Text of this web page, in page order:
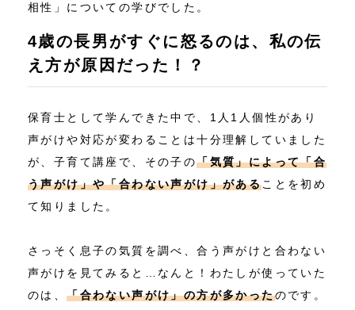
相性」についての学びでした。
4歳の長男がすぐに怒るのは、私の伝
え方が原因だった！？
保育士として学んできた中で、1人1人個性があり
声がけや対応が変わることは十分理解していました
が、子育て講座で、その子の「気質」によって「合
う声がけ」や「合わない声がけ」があることを初め
て知りました。
さっそく息子の気質を調べ、合う声がけと合わない
声がけを見てみると…なんと！わたしが使っていた
のは、「合わない声がけ」の方が多かったのです。